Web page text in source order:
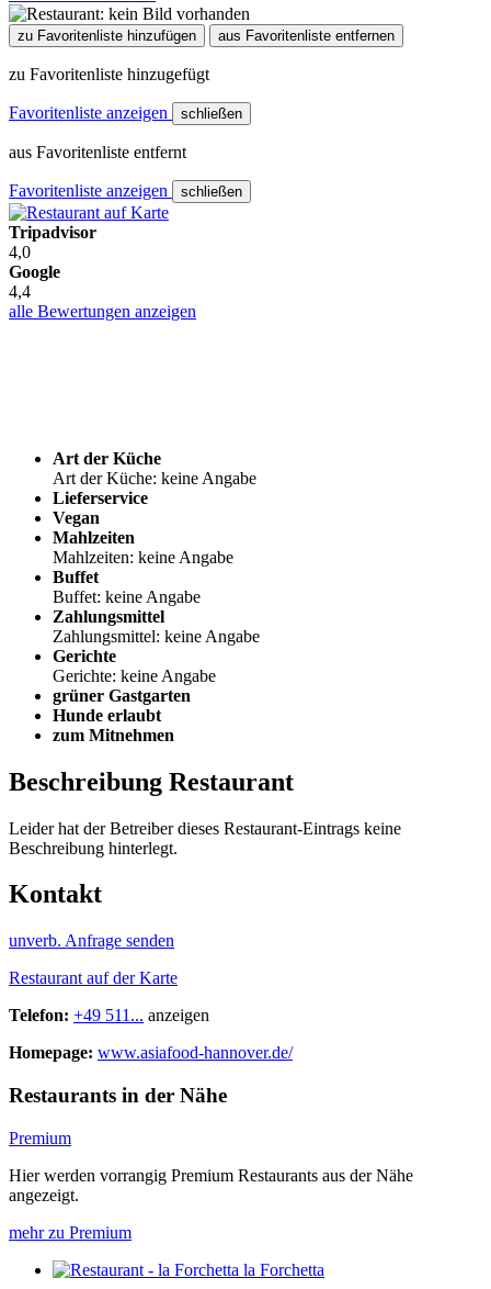
zu Favoritenliste hinzufügen aus Favoritenliste entfernen
zu Favoritenliste hinzugefügt
Favoritenliste anzeigen schließen
aus Favoritenliste entfernt
Favoritenliste anzeigen schließen
Tripadvisor
4,0
Google
4,4
alle Bewertungen anzeigen
Art der Küche
Art der Küche: keine Angabe
Lieferservice
Vegan
Mahlzeiten
Mahlzeiten: keine Angabe
Buffet
Buffet: keine Angabe
Zahlungsmittel
Zahlungsmittel: keine Angabe
Gerichte
Gerichte: keine Angabe
grüner Gastgarten
Hunde erlaubt
zum Mitnehmen
Beschreibung Restaurant
Leider hat der Betreiber dieses Restaurant-Eintrags keine
Beschreibung hinterlegt.
Kontakt
unverb. Anfrage senden
Restaurant auf der Karte
Telefon: +49 511... anzeigen
Homepage: www.asiafood-hannover.de/
Restaurants in der Nähe
Premium
Hier werden vorrangig Premium Restaurants aus der Nähe
angezeigt.
mehr zu Premium
la Forchetta